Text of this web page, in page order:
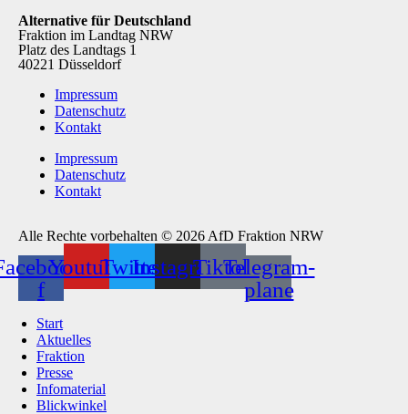
Alternative für Deutschland
Fraktion im Landtag NRW
Platz des Landtags 1
40221 Düsseldorf
Impressum
Datenschutz
Kontakt
Impressum
Datenschutz
Kontakt
Alle Rechte vorbehalten © 2026 AfD Fraktion NRW
f
YoutubeTwitterInstagramTiktokTelegram-
plane
Start
Aktuelles
Fraktion
Presse
Infomaterial
Blickwinkel